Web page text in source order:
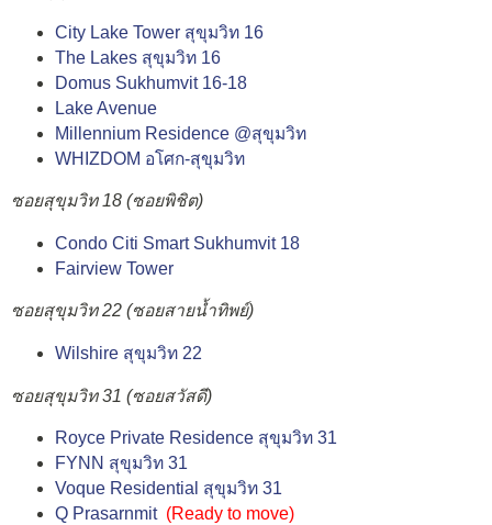
City Lake Tower สุขุมวิท 16
The Lakes สุขุมวิท 16
Domus Sukhumvit 16-18
Lake Avenue
Millennium Residence @สุขุมวิท
WHIZDOM อโศก-สุขุมวิท
ซอยสุขุมวิท 18 (ซอยพิชิต)
Condo Citi Smart Sukhumvit 18
Fairview Tower
ซอยสุขุมวิท 22 (ซอยสายน้ำทิพย์)
Wilshire สุขุมวิท 22
ซอยสุขุมวิท 31 (ซอยสวัสดี)
Royce Private Residence สุขุมวิท 31
FYNN สุขุมวิท 31
Voque Residential สุขุมวิท 31
Q Prasarnmit (Ready to move)